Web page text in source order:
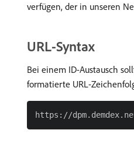
verfügen, der in unseren
URL-Syntax
Bei einem ID-Austausch
formatierte URL-